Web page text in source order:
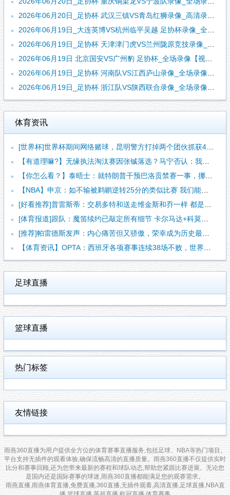
2026年06月20日_足协杯 武汉三镇VS青岛红狮录像_高清录像【全场回放】
2026年06月19日_大连英博VS杭州临平吴越 足协杯录像_全场录像【全场回放】
2026年06月19日_足协杯 天津津门虎VS兰州陇原竞技录像_高清录像【全场回放】
2026年06月19日 北京国安VS广州豹 足协杯_全场录像【视频集锦】
2026年06月19日_足协杯 河南队VS江西庐山录像_全场录像【高清回放】
2026年06月19日_足协杯 浙江队VS陕西联合录像_全场录像【高清回放】
体育资讯
[世界杯]世界杯期间网络赌球，昆明警方打掉两个团伙抓获42人
【有道理嘛?】无缘执法淘汰赛因张铖落选？马宁否认：我特别清楚
【你怎么看？】泰晤士：就特朗普干预巴洛贡禁赛一事，挪威足协准
【NBA】申京：如不输被鹈鹕逆转25分的类似比赛 我们能拿下
[好看推荐]普雷斯蒂：交易多特和送走维金斯和乔一样 都是出于
[体育报道]跟队：魔笛续约已敲定所有细节 卡尔马达+科莫托也
[推荐]帕雷德斯发声：内心痛苦但又骄傲，荣幸成为历史最佳阿根
【体育资讯】OPTA：西班牙各项赛事连续38场不败，世界杯夺
足球直播
篮球直播
热门标签
友情链接
雨燕360直播为用户提供全方位的体育赛事直播服务,包括足球、NBA等热门项目。
平台支持无插件的观看体验,确保流畅高清的直播质量。雨燕360直播不仅提供实时
比分和赛事回顾,还为您带来最新的赛程和球队动态,帮助您紧跟比赛进展。无论您
是国内还是国际赛事的球迷,雨燕360直播都能满足您的观赛需求。
雨燕直播,雨燕体育直播,免费直播,360直播,无插件观看,高清直播,足球直播,NBA直